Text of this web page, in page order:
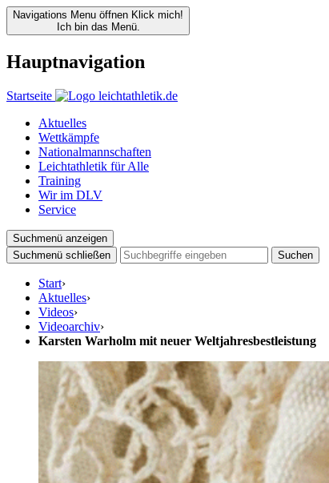
Navigations Menu öffnen Klick mich!
Ich bin das Menü.
Hauptnavigation
Startseite
Aktuelles
Wettkämpfe
Nationalmannschaften
Leichtathletik für Alle
Training
Wir im DLV
Service
Suchmenü anzeigen
Suchmenü schließen
Suchen
Start›
Aktuelles›
Videos›
Videoarchiv›
Karsten Warholm mit neuer Weltjahresbestleistung